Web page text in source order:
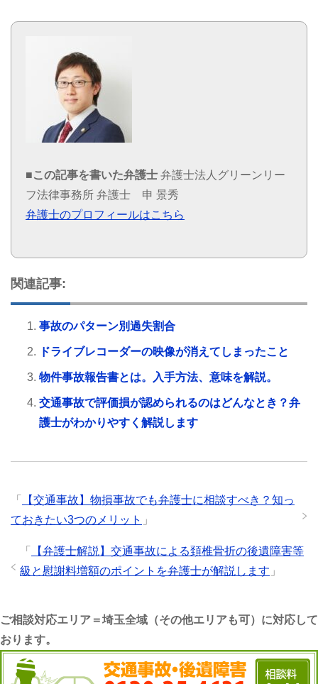
■この記事を書いた弁護士 弁護士法人グリーンリー
フ法律事務所 弁護士 申 景秀
弁護士のプロフィールはこちら
関連記事:
事故のパターン別過失割合
ドライブレコーダーの映像が消えてしまったこと
物件事故報告書とは。入手方法、意味を解説。
交通事故で評価損が認められるのはどんなとき？弁
護士がわかりやすく解説します
「
【交通事故】物損事故でも弁護士に相談すべき？知っ
ておきたい3つのメリット 」
「
【弁護士解説】交通事故による頚椎骨折の後遺障害等
級と慰謝料増額のポイントを弁護士が解説します 」
ご相談対応エリア＝埼玉全域（その他エリアも可）に対応して
おります。